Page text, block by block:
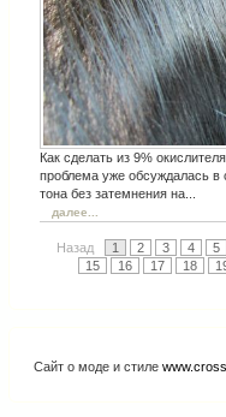
Как сделать из 9%
проблема уже обсуждалась в
тона без затемнения на...
далее...
Назад 1 2 3 4 5
15
16 17 18
Сайт о моде и стиле